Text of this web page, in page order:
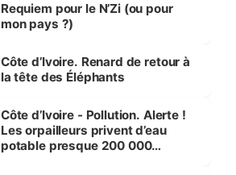
Requiem pour le N’Zi (ou pour
mon pays ?)
Côte d’Ivoire. Renard de retour à
la tête des Éléphants
Côte d’Ivoire - Pollution. Alerte !
Les orpailleurs privent d’eau
potable presque 200 000